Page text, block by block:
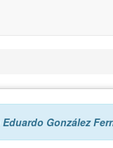
González